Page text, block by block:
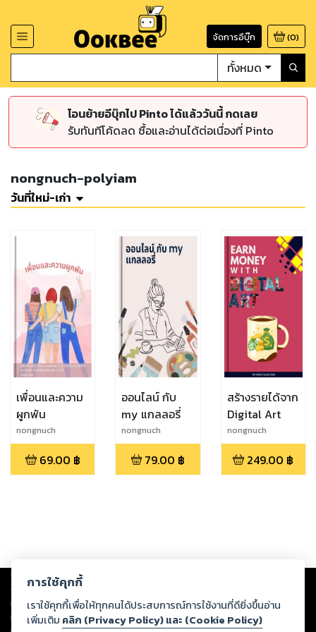
จัดการอีบุ๊ก (0)
ทั้งหมด
โอนย้ายอีบุ๊กไป Pinto ได้แล้ววันนี้ กดเลย
รับทันทีโค้ดลด ซื้อและอ่านได้ต่อเนื่องที่ Pinto
nongnuch-polyiam
วันที่ใหม่-เก่า
เพื่อนและความ
ผูกพัน
nongnuch
polyiam
69.00 ฿
ออนไลน์ กับ
my แกลลอรี่
nongnuch
polyiam
79.00 ฿
สร้างรายได้จาก
Digital Art
nongnuch
polyiam
249.00 ฿
Copyright © 2026
ต่อผลงานหรือเนื้อหาใดที่อัปโหลดผ่านเว็บไซต์และปรากฏว่าละเมิดสิทธิใน
ทรัพย์สินทางปัญญาของบุคคลอื่นหรือขัดต่อกฎหมายและศีลธรรม ดังนั้น ผู้อ่าน
ทุกท่านโปรดใช้วิจารณญาณในการกลั่นกรองด้วยตนเอง และหากท่านพบว่าส่วน
การใช้คุกกี้
เราใช้คุกกี้เพื่อให้ทุกคนได้ประสบการณ์การใช้งานที่ดียิ่งขึ้นอ่าน
เพิ่มเติม คลิก (Privacy Policy) และ (Cookie Policy)